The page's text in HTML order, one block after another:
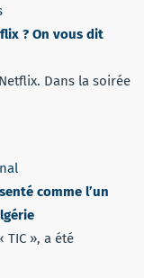
? On vous dit
Dans la soirée
comme l’un
», a été